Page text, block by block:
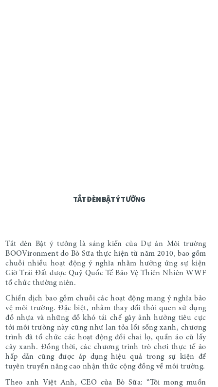
TẮT ĐÈN BẬT Ý TƯỞNG
Tắt đèn Bật ý tưởng là sáng kiến của Dự án Môi trường
BOOVironment do Bò Sữa thực hiện từ năm 2010, bao gồm
chuỗi nhiều hoạt động ý nghĩa nhằm hưởng ứng sự kiện
Giờ Trái Đất được Quỹ Quốc Tế Bảo Vệ Thiên Nhiên WWF
tổ chức thường niên.
Chiến dịch bao gồm chuỗi các hoạt động mang ý nghĩa bảo
vệ môi trường.Đặc biệt, nhằm thay đổi thói quen sử dụng
đồ nhựa và những đồ khó tái chế gây ảnh hưởng tiêu cực
tới môi trường này cũng như lan tỏa lối sống xanh, chương
trình đã tổ chức các hoạt động đổi chai lọ, quần áo cũ lấy
cây xanh. Đồng thời, các chương trình trò chơi thực tế ảo
hấp dẫn cũng được áp dụng hiệu quả trong sự kiện để
tuyên truyền nâng cao nhận thức cộng đồng về môi trường.
Theo anh Việt Anh, CEO của Bò Sữa: “Tôi mong muốn